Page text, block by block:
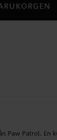
Paw Patrol. En